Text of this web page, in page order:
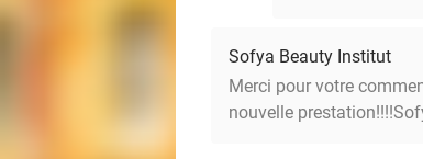
Sofya Beauty Institut
Merci pour votre
nouvelle